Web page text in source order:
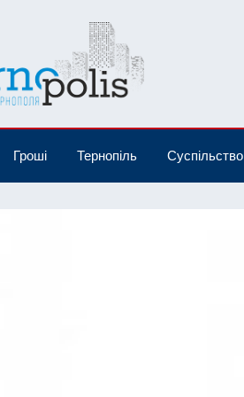
Гроші Тернопіль Суспільство